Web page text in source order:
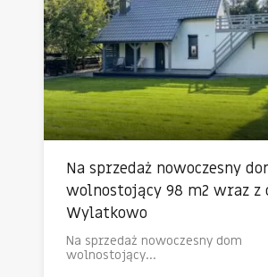
Na sprzedaż nowoczesny
wolnostojący 98 m2 wraz z
Wylatkowo
Na sprzedaż nowoczesny dom
wolnostojący…